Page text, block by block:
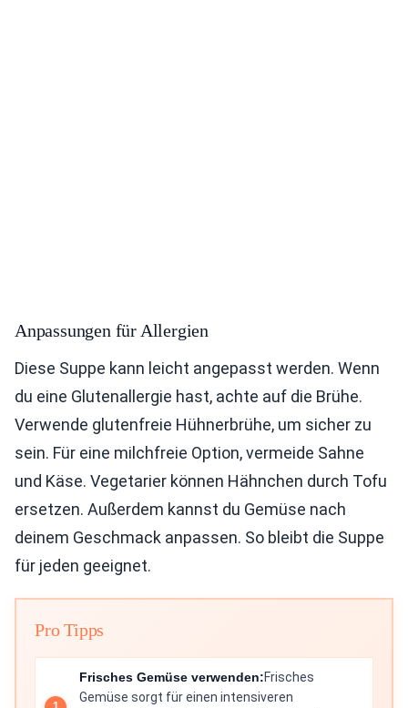
Anpassungen für Allergien
Diese Suppe kann leicht angepasst werden. Wenn
du eine Glutenallergie hast, achte auf die Brühe.
Verwende glutenfreie Hühnerbrühe, um sicher zu
sein. Für eine milchfreie Option, vermeide Sahne
und Käse. Vegetarier können Hähnchen durch Tofu
ersetzen. Außerdem kannst du Gemüse nach
deinem Geschmack anpassen. So bleibt die Suppe
für jeden geeignet.
Pro Tipps
Frisches Gemüse verwenden:Frisches
Gemüse sorgt für einen intensiveren